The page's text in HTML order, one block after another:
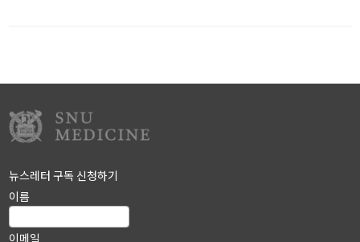
뉴스레터 구독 신청하기
이름
이메일